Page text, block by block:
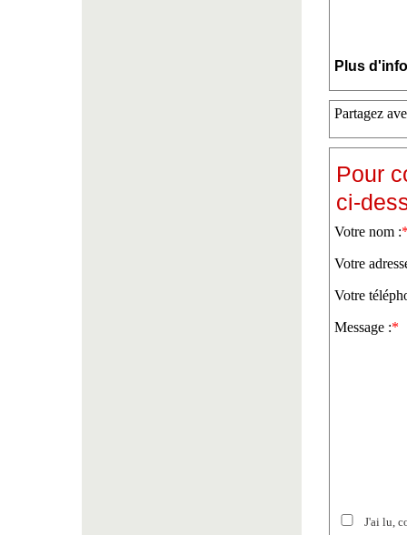
Plus
Partagez
Pour
ci-
Votre nom :
Votre
Votre
Message :*
J'ai lu,